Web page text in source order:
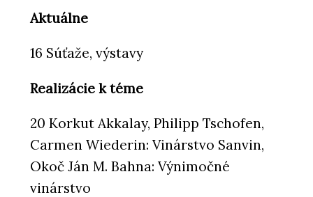
Aktuálne
16 Súťaže, výstavy
Realizácie k téme
20 Korkut Akkalay, Philipp Tschofen,
Carmen Wiederin: Vinárstvo Sanvin,
Okoč Ján M. Bahna: Výnimočné
vinárstvo